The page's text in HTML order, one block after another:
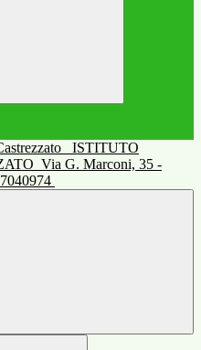
ISTITUTO
Via G. Marconi, 35 -